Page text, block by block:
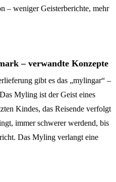
– weniger Geisterberichte, mehr
– verwandte Konzepte
gibt es das „mylingar“ –
Myling ist der Geist eines
Kindes, das Reisende verfolgt
immer schwerer werdend, bis
Das Myling verlangt eine